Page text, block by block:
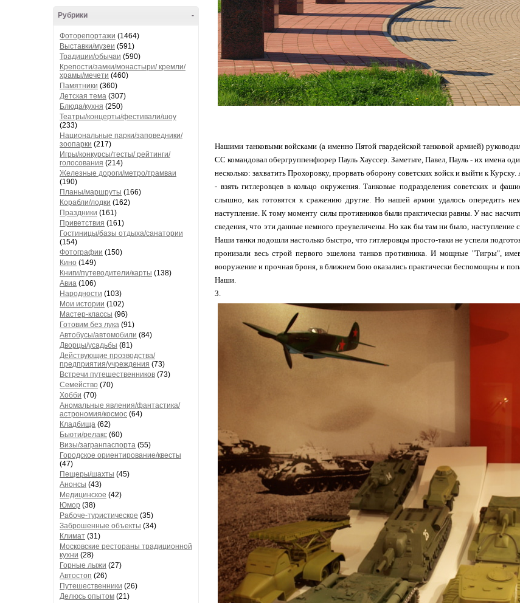
-
Рубрики
Фоторепортажи (1464)
Выставки/музеи (591)
Традиции/обычаи (590)
Крепости/замки/монастыри/ кремли/
храмы/мечети (460)
Памятники (360)
Детская тема (307)
Блюда/кухня (250)
Театры/концерты/фестивали/шоу
(233)
Национальные парки/заповедники/
зоопарки (217)
Игры/конкурсы/тесты/ рейтинги/
голосования (214)
Железные дороги/метро/трамваи
(190)
Планы/маршруты (166)
Корабли/лодки (162)
Праздники (161)
Приветствия (161)
Гостиницы/базы отдыха/санатории
(154)
Фотографии (150)
Кино (149)
Книги/путеводители/карты (138)
Авиа (106)
Народности (103)
Мои истории (102)
Мастер-классы (96)
Готовим без лука (91)
Автобусы/автомобили (84)
Дворцы/усадьбы (81)
Действующие прозводства/
предприятия/учреждения (73)
Встречи путешественников (73)
Семейство (70)
Хобби (70)
Аномальные явления/фантастика/
астрономия/космос (64)
Кладбища (62)
Бьюти/релакс (60)
Визы/загранпаспорта (55)
Городское ориентирование/квесты
(47)
Пещеры/шахты (45)
Анонсы (43)
Медицинское (42)
Юмор (38)
Рабоче-туристическое (35)
Заброшенные объекты (34)
Климат (31)
Московские рестораны традиционной
кухни (28)
Горные лыжи (27)
Автостоп (26)
Путешественники (26)
Делюсь опытом (21)
Нашими танковыми войсками (а именно Пятой гвардейской танковой армией)
СС командовал обергруппенфюрер Пауль Хауссер. Заметьте, Павел, Пауль - их имена
несколько: захватить Прохоровку, прорвать оборону советских войск и выйти к
- взять гитлеровцев в кольцо окружения. Танковые подразделения советских и
слышно, как готовятся к сражению другие. Но нашей армии удалось опередить
наступление. К тому моменту силы противников были практически равны. У нас
сведения, что эти данные немного преувеличены. Но как бы там ни было,
Наши танки подошли настолько быстро, что гитлеровцы просто-таки не успели
пронизали весь строй первого эшелона танков противника. И мощные "Тигры",
вооружение и прочная броня, в ближнем бою оказались практически беспомощны и
Наши.
3.